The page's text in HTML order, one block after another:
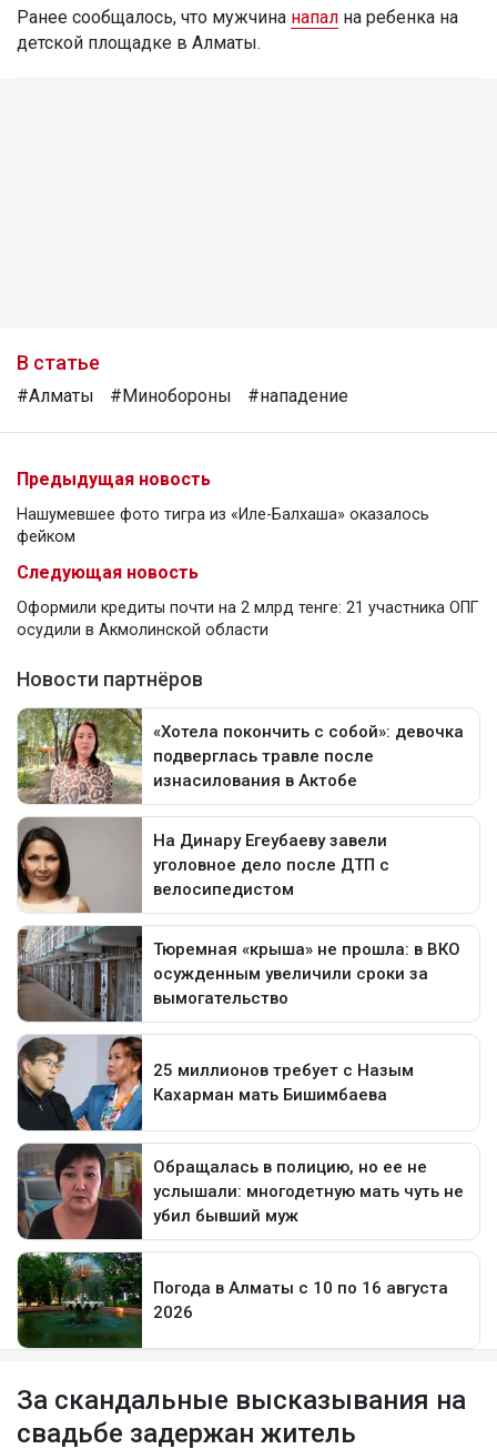
Ранее сообщалось, что мужчина напал на ребенка на
детской площадке в Алматы.
В статье
#Алматы #Минобороны #нападение
Предыдущая новость
Нашумевшее фото тигра из «Иле-Балхаша» оказалось
фейком
Следующая новость
Оформили кредиты почти на 2 млрд тенге: 21 участника ОПГ
осудили в Акмолинской области
За скандальные высказывания на
свадьбе задержан житель